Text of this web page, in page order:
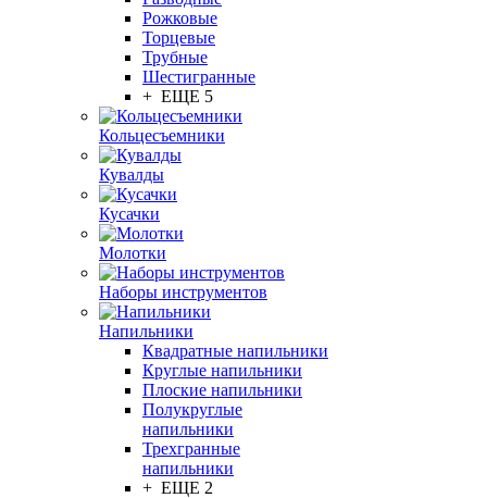
Рожковые
Торцевые
Трубные
Шестигранные
+ ЕЩЕ 5
Кольцесъемники
Кувалды
Кусачки
Молотки
Наборы инструментов
Напильники
Квадратные напильники
Круглые напильники
Плоские напильники
Полукруглые
напильники
Трехгранные
напильники
+ ЕЩЕ 2